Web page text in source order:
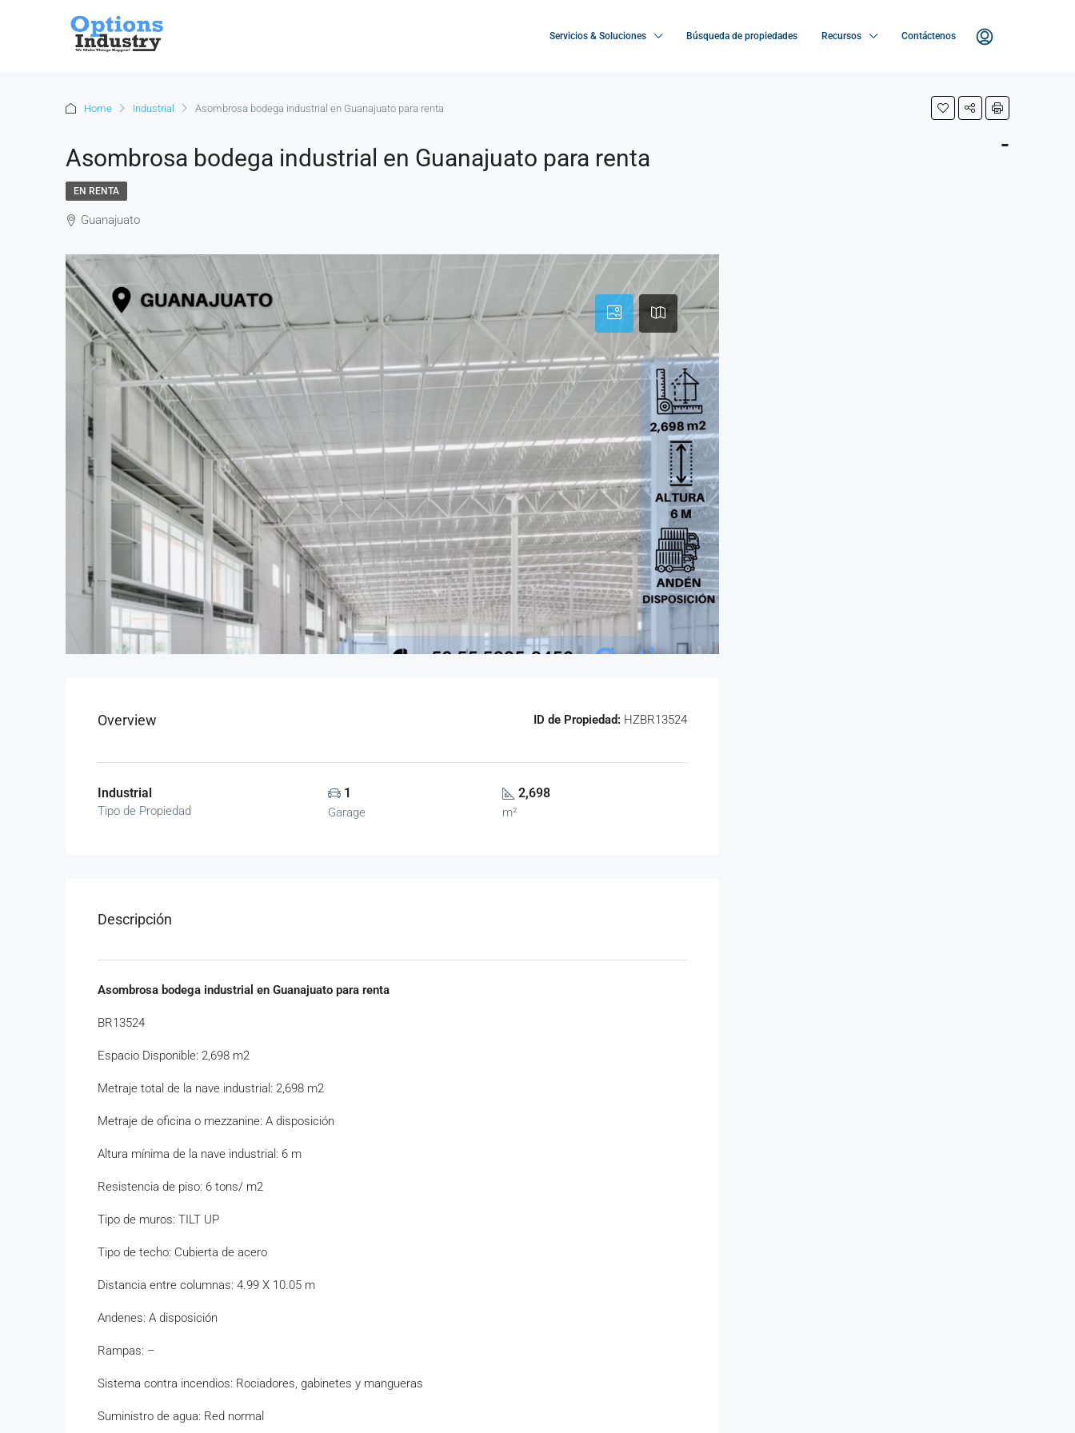
Servicios & Soluciones Búsqueda de propiedades Recursos Contáctenos
Home Industrial Asombrosa bodega industrial en Guanajuato para renta
Asombrosa bodega industrial en Guanajuato para renta -
EN RENTA
Guanajuato
Overview ID de Propiedad: HZBR13524
Industrial
Tipo de Propiedad
1
Garage
2,698
m²
Descripción
Asombrosa bodega industrial en Guanajuato para renta
BR13524
Espacio Disponible: 2,698 m2
Metraje total de la nave industrial: 2,698 m2
Metraje de oficina o mezzanine: A disposición
Altura mínima de la nave industrial: 6 m
Resistencia de piso: 6 tons/ m2
Tipo de muros: TILT UP
Tipo de techo: Cubierta de acero
Distancia entre columnas: 4.99 X 10.05 m
Andenes: A disposición
Rampas: –
Sistema contra incendios: Rociadores, gabinetes y mangueras
Suministro de agua: Red normal